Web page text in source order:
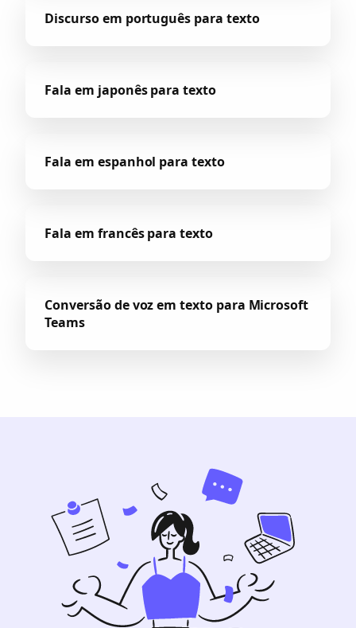
Discurso em português para texto
Fala em japonês para texto
Fala em espanhol para texto
Fala em francês para texto
Conversão de voz em texto para Microsoft
Teams